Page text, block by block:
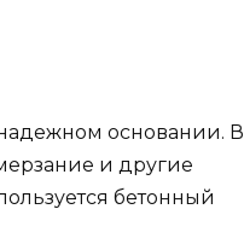
основании. В
и другие
бетонный